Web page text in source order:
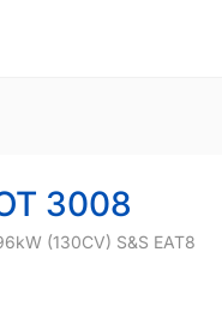
3008
(130CV) S&S EAT8